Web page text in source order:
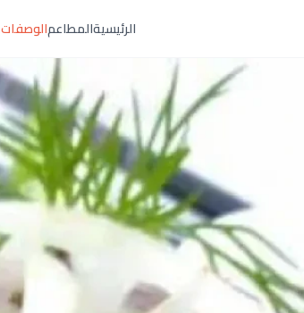
الرئيسيةالمطاعمالوصفات